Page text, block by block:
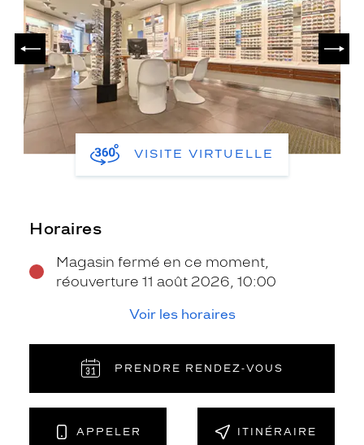
PRÉCÉDENT
VISITE VIRTUELLE
Horaires
Magasin fermé en ce moment,
réouverture 11 août 2026, 10:00
Voir les horaires
PRENDRE RENDEZ‑VOUS
APPELER ITINÉRAIRE